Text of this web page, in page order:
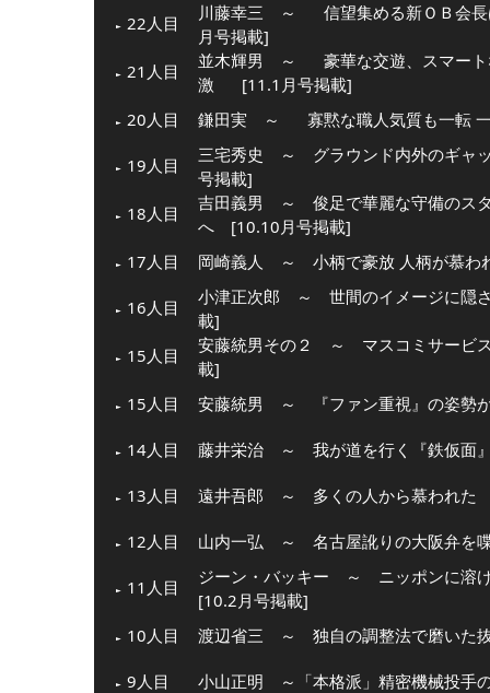
22人目
川藤幸三 ～
信望集める新ＯＢ会
月号掲載]
21人目
並木輝男 ～
豪華な交遊、スマー
激
[11.1月号掲載]
20人目
鎌田実 ～ 寡黙な職人気質も一転
19人目
三宅秀史 ～ グラウンド内外のギャ
号掲載]
18人目
吉田義男 ～ 俊足で華麗な守備のス
へ [10.10月号掲載]
17人目
岡崎義人 ～ 小柄で豪放 人柄が慕わ
16人目
小津正次郎 ～ 世間のイメージに隠
載]
15人目
安藤統男その２ ～ マスコミサービ
載]
15人目
安藤統男 ～ 『ファン重視』の姿勢
14人目 藤井栄治 ～ 我が道を行く『鉄仮面
13人目 遠井吾郎 ～ 多くの人から慕われた
12人目 山内一弘 ～ 名古屋訛りの大阪弁を
11人目
ジーン・バッキー ～ ニッポンに溶
[10.2月号掲載]
10人目
渡辺省三 ～ 独自の調整法で磨いた
9人目 小山正明 ～「本格派」精密機械投手